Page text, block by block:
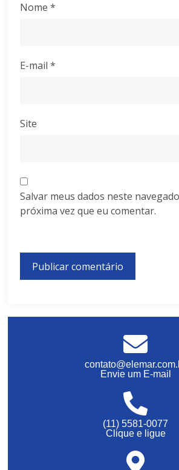
Nome*
E-mail*
Site
Salvar meus dados neste
próxima vez que eu comentar.
Envie um E-mail
(11) 5581-0077
Clique e ligue